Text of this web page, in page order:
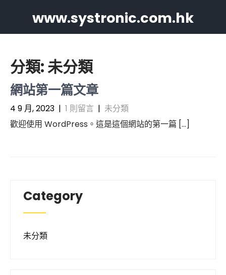
www.systronic.com.hk
分類:未分類
網站第一篇文章
4 9 月, 2023 | 1 則留言 | 未分類
歡迎使用 WordPress。這是這個網站的第一篇 […]
Category
未分類